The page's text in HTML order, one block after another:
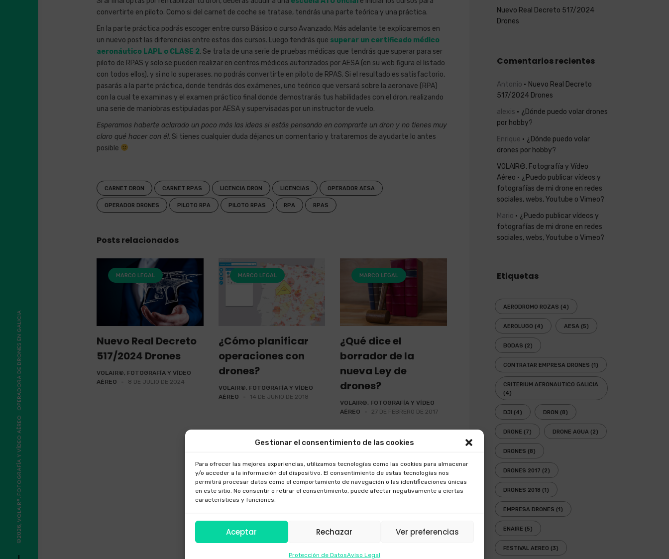
Gestionar el consentimiento de las cookies
Para ofrecer las mejores experiencias, utilizamos tecnologías como las cookies para almacenar
y/o acceder a la información del dispositivo. El consentimiento de estas tecnologías nos
permitirá procesar datos como el comportamiento de navegación o las identificaciones únicas
en este sitio. No consentir o retirar el consentimiento, puede afectar negativamente a ciertas
características y funciones.
Aceptar Rechazar Ver preferencias
Protección de DatosAviso Legal
©2026, VOLAIR®, FOTOGRAFÍA Y VÍDEO AÉREO · OPERADORA DE DRONES EN GALICIA
convertirte en piloto. Como si del carnet de coche se tratase, tendrás una parte teórica y una práctica.
En la parte práctica podrás escoger entre curso Básico o curso Avanzado. Más adelante te explicaremos en
un nuevo post las diferencias entre estos dos cursos. Luego tendrás que superar un certificado médico
aeronáutico LAPL o CLASE 2. Se trata de una serie de pruebas médicas que tendrás que superar para ser
piloto de RPAS y solo se pueden realizar en centros médicos autorizados por AESA (en su web figura el listado
con todos ellos), y si no lo superases, no podrás convertirte en piloto de RPAS. Si el resultado es satisfactorio,
pasarás a la parte práctica, donde tendrás dos exámenes, uno teórico que versará sobre la aeronave (RPA)
con la cual te examinas y el examen práctico final donde demostrarás tus habilidades con el dron, realizando
una serie de maniobras estipuladas por AESA y supervisadas por un instructor de vuelo.
Esperamos haberte aclarado un poco más las ideas si estás pensando en comprarte un dron y no tienes muy
claro qué hacer con él. Si tienes cualquier duda déjanos un comentario y trataremos de ayudarte lo antes
posible
CARNET DRON CARNET RPAS LICENCIA DRON LICENCIAS OPERADOR AESA
OPERADOR DRONES PILOTO RPA PILOTO RPAS RPA RPAS
Posts relacionados
MARCO LEGAL
Nuevo Real Decreto
517/2024 Drones
VOLAIR®, FOTOGRAFÍA Y VÍDEO
AÉREO
- 8 DE JULIO DE 2024
MARCO LEGAL
¿Cómo planificar
operaciones con
drones?
VOLAIR®, FOTOGRAFÍA Y VÍDEO
AÉREO
- 14 DE JUNIO DE 2018
MARCO LEGAL
¿Qué dice el
borrador de la
nueva Ley de
drones?
VOLAIR®, FOTOGRAFÍA Y VÍDEO
AÉREO
- 27 DE FEBRERO DE 2017
Nuevo Real Decreto 517/2024
Drones
Comentarios recientes
Antonio
Nuevo Real Decreto
517/2024 Drones
alexis
¿Dónde puedo volar drones
por hobby?
Enrique
¿Dónde puedo volar
drones por hobby?
VOLAIR®, Fotografía y Vídeo
Aéreo
¿Puedo publicar vídeos y
fotografías de mi drone en redes
sociales, webs, Youtube o Vimeo?
Mario
¿Puedo publicar vídeos y
fotografías de mi drone en redes
sociales, webs, Youtube o Vimeo?
Etiquetas
AERODROMO ROZAS (4)
AEROLUGO (4) AESA (5)
BODAS (2)
CONTRATAR EMPRESA DRONES (1)
CRITERIUM AERONAUTICO GALICIA
(4)
DJI (4) DRON (8)
DRONE (7) DRONE AGUA (2)
DRONES (8)
DRONES 2017 (2)
DRONES 2018 (1)
EMPRESA DRONES (1)
ENAIRE (5)
FESTIVAL AEREO (3)